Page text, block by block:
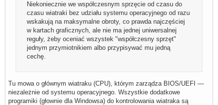
Niekoniecznie we współczesnym sprzęcie od czasu do
czasu wiatraki bez udziału systemu operacyjnego od razu
wskakują na maksymalne obroty, co prawda najczęściej
w kartach graficznych, ale nie ma jednej uniwersalnej
reguły, żeby oceniać wszystek "współczesny sprzęt"
jednym przymiotnikiem albo przypisywać mu jedną
cechę.
Tu mowa o głównym wiatraku (CPU), którym zarządza BIOS/UEFI —
niezależnie od systemu operacyjnego. Wszystkie dodatkowe
programiki (głownie dla Windowsa) do kontrolowania wiatraka są